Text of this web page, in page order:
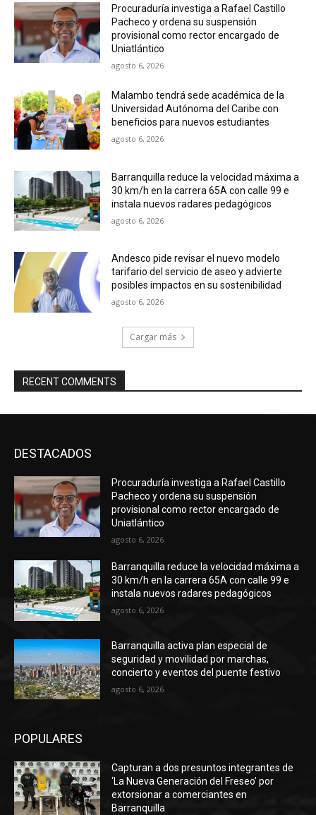
Procuraduría investiga a Rafael Castillo
Pacheco y ordena su suspensión
provisional como rector encargado de
Uniatlántico
agosto 6, 2026
Malambo tendrá sede académica de la
Universidad Autónoma del Caribe con
beneficios para nuevos estudiantes
agosto 6, 2026
Barranquilla reduce la velocidad máxima a
30 km/h en la carrera 65A con calle 99 e
instala nuevos radares pedagógicos
agosto 6, 2026
Andesco pide revisar el nuevo modelo
tarifario del servicio de aseo y advierte
posibles impactos en su sostenibilidad
agosto 6, 2026
Cargar más
RECENT COMMENTS
DESTACADOS
Procuraduría investiga a Rafael Castillo
Pacheco y ordena su suspensión
provisional como rector encargado de
Uniatlántico
agosto 6, 2026
Barranquilla reduce la velocidad máxima a
30 km/h en la carrera 65A con calle 99 e
instala nuevos radares pedagógicos
agosto 6, 2026
Barranquilla activa plan especial de
seguridad y movilidad por marchas,
concierto y eventos del puente festivo
agosto 6, 2026
POPULARES
Capturan a dos presuntos integrantes de
‘La Nueva Generación del Freseo’ por
extorsionar a comerciantes en
Barranquilla